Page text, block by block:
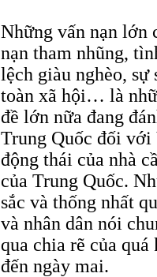
Những vấn nạn lớn
nạn tham nhũng,
lệch giàu nghèo, sự
toàn xã hội… là
đề lớn nữa đang
Trung Quốc đối
động thái của nhà
của Trung Quốc.
sắc và thống nhất
và nhân dân nói
qua chia rẽ của
đến ngày mai.